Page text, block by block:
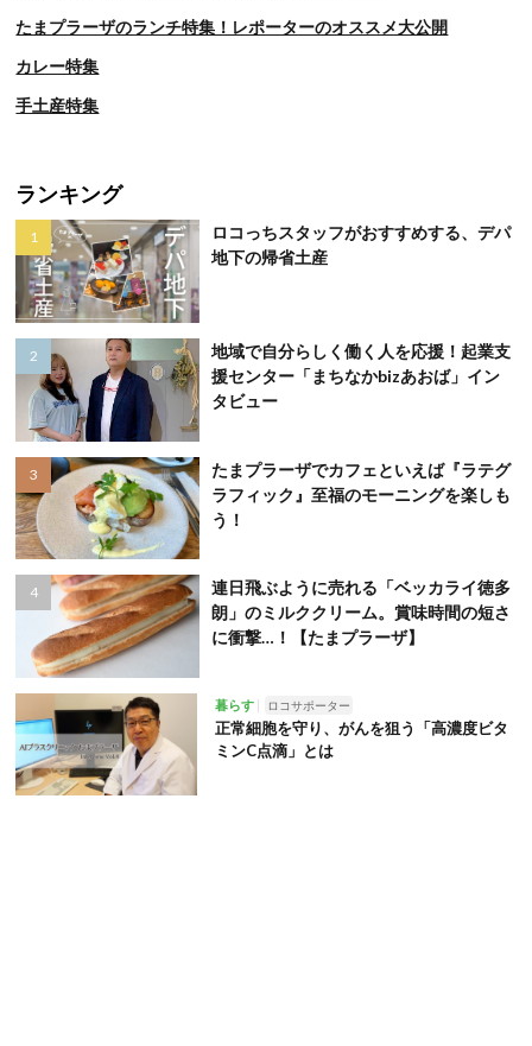
たまプラーザのランチ特集！レポーターのオススメ大公開
カレー特集
手土産特集
ランキング
ロコっちスタッフがおすすめする、デパ
地下の帰省土産
地域で自分らしく働く人を応援！起業支
援センター「まちなかbizあおば」イン
タビュー
たまプラーザでカフェといえば『ラテグ
ラフィック』至福のモーニングを楽しも
う！
連日飛ぶように売れる「ベッカライ徳多
朗」のミルククリーム。賞味時間の短さ
に衝撃…！【たまプラーザ】
暮らす ロコサポーター
正常細胞を守り、がんを狙う「高濃度ビタ
ミンC点滴」とは